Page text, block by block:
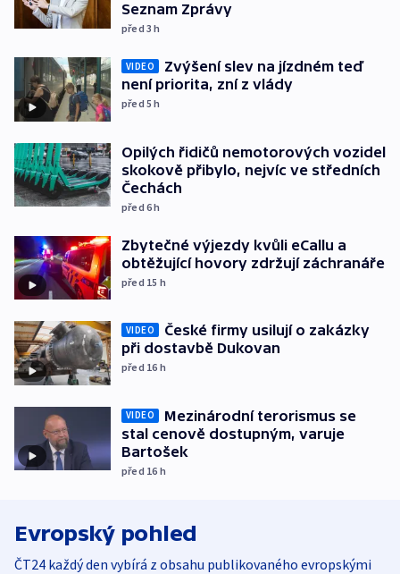
Seznam Zprávy
před 3h
VIDEO
Zvýšení slev na jízdném teď
není priorita, zní z vlády
před 5h
Opilých řidičů nemotorových vozidel
skokově přibylo, nejvíc ve středních
Čechách
před 6h
Zbytečné výjezdy kvůli eCallu a
obtěžující hovory zdržují záchranáře
před 15 h
VIDEO
České firmy usilují o zakázky
při dostavbě Dukovan
před 16 h
VIDEO
Mezinárodní terorismus se
stal cenově dostupným, varuje
Bartošek
před 16 h
Evropský pohled
ČT24 každý den vybírá z obsahu publikovaného evropskými